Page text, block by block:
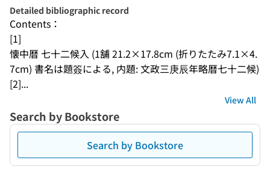
Detailed bibliographic record
Contents：
[1]
懐中暦 七十二候入 (1舗 21.2×17.8cm (折りたたみ7.1×4.
7cm) 書名は題簽による, 内題: 文政三庚辰年略暦七十二候)
[2]...
View All
Search by Bookstore
Search by Bookstore